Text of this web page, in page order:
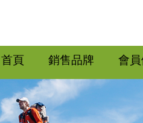
首頁 銷售品牌 會